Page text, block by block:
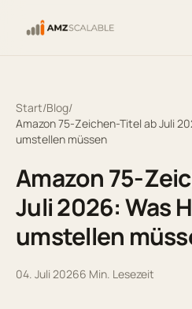
Start/Blog/
Amazon 75-Zeichen-Titel ab Juli
umstellen müssen
Amazon 75-
Juli 2026: Was
umstellen
04. Juli 20266 Min. Lesezeit